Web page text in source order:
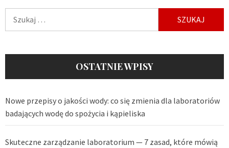
OSTATNIE WPISY
Nowe przepisy o jakości wody: co się zmienia dla laboratoriów
badających wodę do spożycia i kąpieliska
Skuteczne zarządzanie laboratorium — 7 zasad, które mówią